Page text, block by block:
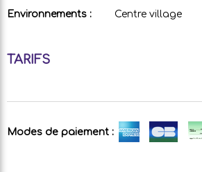
Environnements : Centre village
TARIFS
Modes de paiement :